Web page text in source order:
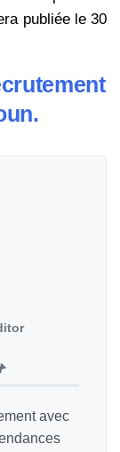
publiée le 30
avec